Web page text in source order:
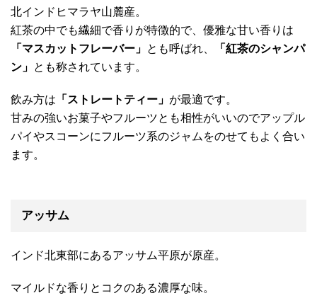
北インドヒマラヤ山麓産。
紅茶の中でも繊細で香りが特徴的で、優雅な甘い香りは
「マスカットフレーバー」 とも呼ばれ、
「紅茶のシャンパ
ン」 とも称されています。
飲み方は 「ストレートティー」 が最適です。
甘みの強いお菓子やフルーツとも相性がいいのでアップル
パイやスコーンにフルーツ系のジャムをのせてもよく合い
ます。
アッサム
インド北東部にあるアッサム平原が原産。
マイルドな香りとコクのある濃厚な味。